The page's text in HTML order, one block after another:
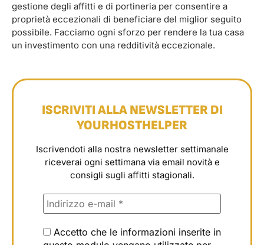
gestione degli affitti e di portineria per consentire a
proprietà eccezionali di beneficiare del miglior seguito
possibile. Facciamo ogni sforzo per rendere la tua casa
un investimento con una redditività eccezionale.
ISCRIVITI ALLA NEWSLETTER DI
YOURHOSTHELPER
Iscrivendoti alla nostra newsletter settimanale
riceverai ogni settimana via email novità e
consigli sugli affitti stagionali.
Accetto che le informazioni inserite in